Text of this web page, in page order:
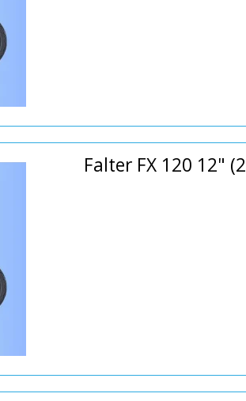
Falter FX 120 12"